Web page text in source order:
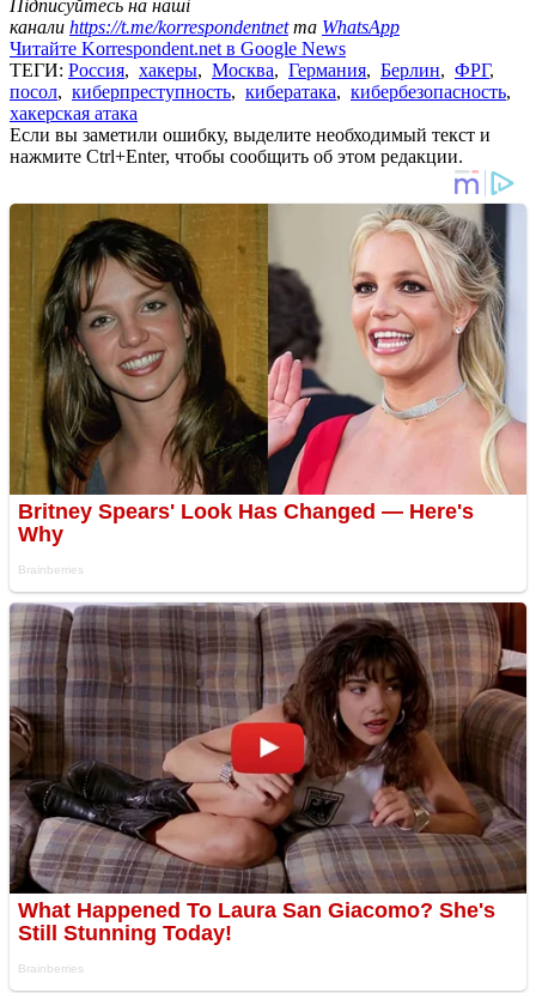
Підписуйтесь на наші
канали https://t.me/korrespondentnetта WhatsApp
Читайте Korrespondent.net в Google News
ТЕГИ: Россия, хакеры, Москва, Германия, Берлин, ФРГ,
посол, киберпреступность, кибератака, кибербезопасность,
хакерская атака
Если вы заметили ошибку, выделите необходимый текст и
нажмите Ctrl+Enter, чтобы сообщить об этом редакции.